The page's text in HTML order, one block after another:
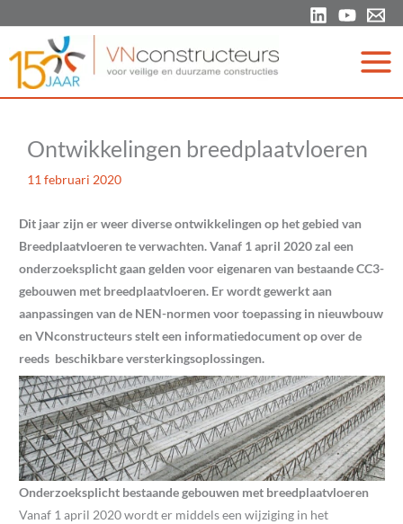
de
inhoud
Ontwikkelingen breedplaatvloeren
11 februari 2020
Dit jaar zijn er weer diverse ontwikkelingen op het gebied van
Breedplaatvloeren te verwachten. Vanaf 1 april 2020 zal een
onderzoeksplicht gaan gelden voor eigenaren van bestaande CC3-
gebouwen met breedplaatvloeren. Er wordt gewerkt aan
aanpassingen van de NEN-normen voor toepassing in nieuwbouw
en VNconstructeurs stelt een informatiedocument op over de
reeds beschikbare versterkingsoplossingen.
Onderzoeksplicht bestaande gebouwen met breedplaatvloeren
Vanaf 1 april 2020 wordt er middels een wijziging in het